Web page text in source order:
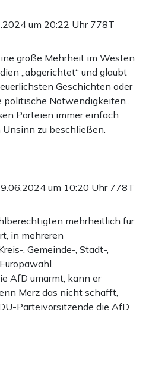
um 20:22 Uhr 778T
große Mehrheit im Westen
„abgerichtet“ und glaubt
Geschichten oder
Notwendigkeiten..
Parteien immer einfach
zu beschließen.
um 10:20 Uhr 778T
mehrheitlich für
in mehreren
, Gemeinde-, Stadt-,
AfD umarmt, kann er
Merz das nicht schafft,
Parteivorsitzende die AfD